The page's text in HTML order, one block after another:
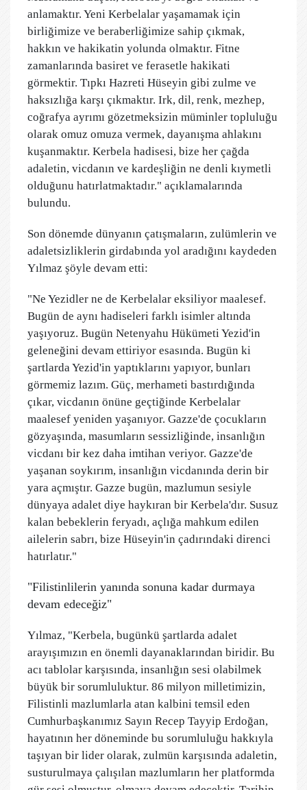
anlamaktır. Yeni Kerbelalar yaşamamak için
birliğimize ve beraberliğimize sahip çıkmak,
hakkın ve hakikatin yolunda olmaktır. Fitne
zamanlarında basiret ve ferasetle hakikati
görmektir. Tıpkı Hazreti Hüseyin gibi zulme ve
haksızlığa karşı çıkmaktır. Irk, dil, renk, mezhep,
coğrafya ayrımı gözetmeksizin müminler topluluğu
olarak omuz omuza vermek, dayanışma ahlakını
kuşanmaktır. Kerbela hadisesi, bize her çağda
adaletin, vicdanın ve kardeşliğin ne denli kıymetli
olduğunu hatırlatmaktadır." açıklamalarında
bulundu.
Son dönemde dünyanın çatışmaların, zulümlerin ve
adaletsizliklerin girdabında yol aradığını kaydeden
Yılmaz şöyle devam etti:
"Ne Yezidler ne de Kerbelalar eksiliyor maalesef.
Bugün de aynı hadiseleri farklı isimler altında
yaşıyoruz. Bugün Netenyahu Hükümeti Yezid'in
geleneğini devam ettiriyor esasında. Bugün ki
şartlarda Yezid'in yaptıklarını yapıyor, bunları
görmemiz lazım. Güç, merhameti bastırdığında
çıkar, vicdanın önüne geçtiğinde Kerbelalar
maalesef yeniden yaşanıyor. Gazze'de çocukların
gözyaşında, masumların sessizliğinde, insanlığın
vicdanı bir kez daha imtihan veriyor. Gazze'de
yaşanan soykırım, insanlığın vicdanında derin bir
yara açmıştır. Gazze bugün, mazlumun sesiyle
dünyaya adalet diye haykıran bir Kerbela'dır. Susuz
kalan bebeklerin feryadı, açlığa mahkum edilen
ailelerin sabrı, bize Hüseyin'in çadırındaki direnci
hatırlatır."
"Filistinlilerin yanında sonuna kadar durmaya
devam edeceğiz"
Yılmaz, "Kerbela, bugünkü şartlarda adalet
arayışımızın en önemli dayanaklarından biridir. Bu
acı tablolar karşısında, insanlığın sesi olabilmek
büyük bir sorumluluktur. 86 milyon milletimizin,
Filistinli mazlumlarla atan kalbini temsil eden
Cumhurbaşkanımız Sayın Recep Tayyip Erdoğan,
hayatının her döneminde bu sorumluluğu hakkıyla
taşıyan bir lider olarak, zulmün karşısında adaletin,
susturulmaya çalışılan mazlumların her platformda